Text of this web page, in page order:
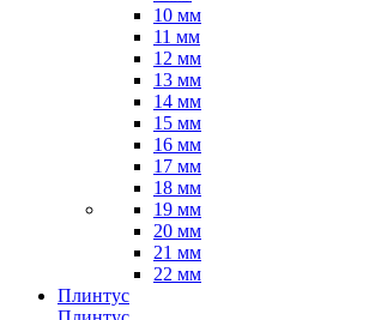
10 мм
11 мм
12 мм
13 мм
14 мм
15 мм
16 мм
17 мм
18 мм
19 мм
20 мм
21 мм
22 мм
Плинтус